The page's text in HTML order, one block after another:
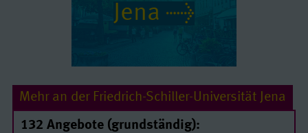
Jena
Mehr an der Friedrich-Schiller-Universität Jena
132 Angebote (grundständig):